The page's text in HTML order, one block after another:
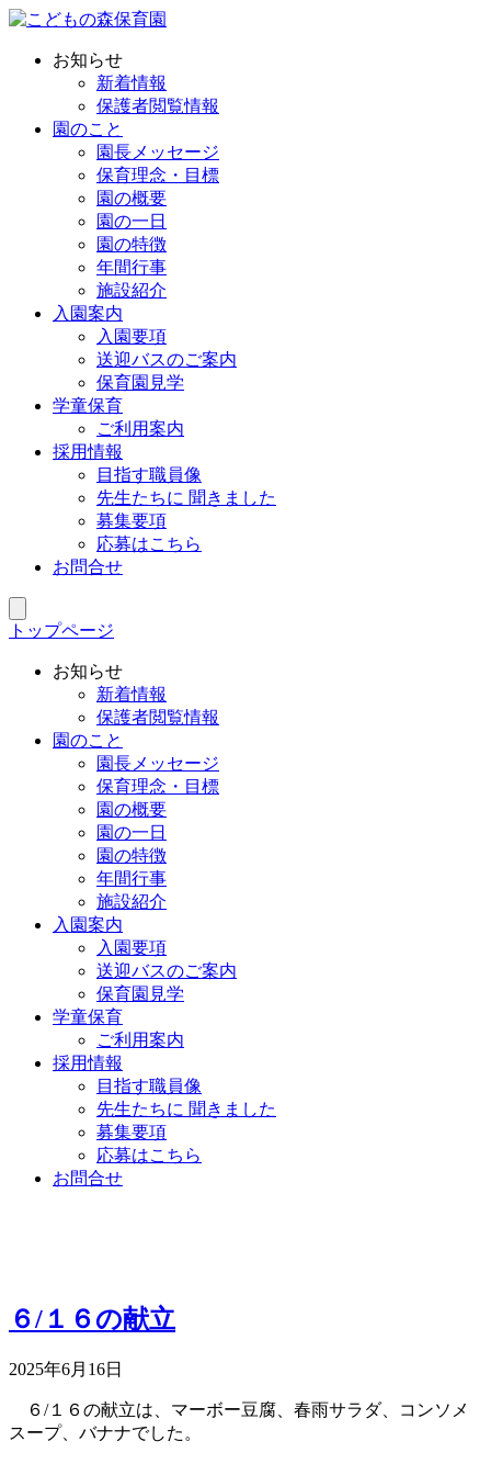
お知らせ
新着情報
保護者閲覧情報
園のこと
園長メッセージ
保育理念・目標
園の概要
園の一日
園の特徴
年間行事
施設紹介
入園案内
入園要項
送迎バスのご案内
保育園見学
学童保育
ご利用案内
採用情報
目指す職員像
先生たちに 聞きました
募集要項
応募はこちら
お問合せ
トップページ
お知らせ
新着情報
保護者閲覧情報
園のこと
園長メッセージ
保育理念・目標
園の概要
園の一日
園の特徴
年間行事
施設紹介
入園案内
入園要項
送迎バスのご案内
保育園見学
学童保育
ご利用案内
採用情報
目指す職員像
先生たちに 聞きました
募集要項
応募はこちら
お問合せ
６/１６の献立
2025年6月16日
６/１６の献立は、マーボー豆腐、春雨サラダ、コンソメ
スープ、バナナでした。